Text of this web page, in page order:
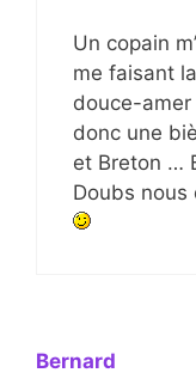
Un copain
me faisant
douce-
donc une
et Breton …
Doubs nous
Bernard